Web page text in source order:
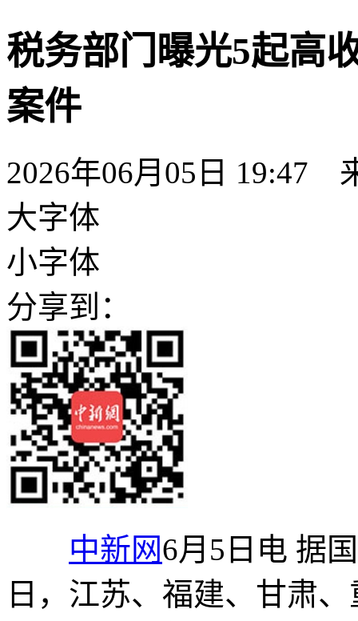
税务部门曝光5起高
案件
2026年06月05日 19:47
大字体
小字体
分享到：
中新网6月5日电 据
日，江苏、福建、甘肃